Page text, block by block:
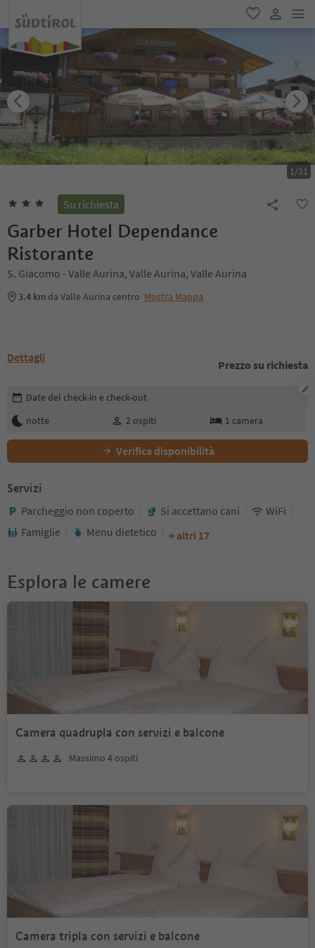
favoriti
user link
1/31
Su richiesta
Garber Hotel Dependance
Ristorante
S. Giacomo - Valle Aurina, Valle Aurina, Valle Aurina
3.4 km da Valle Aurina centro Mostra Mappa
Dettagli
Prezzo su richiesta
Modifica i dettagli della prenotazione
Date del check-in e check-out
notte
2 ospiti 1 camera
Verifica disponibilità
Servizi
Parcheggio non coperto Si accettano cani
WiFi
Famiglie
Menu dietetico + altri 17
Esplora le camere
Camera quadrupla con servizi e balcone
Massimo 4 ospiti
Camera tripla con servizi e balcone